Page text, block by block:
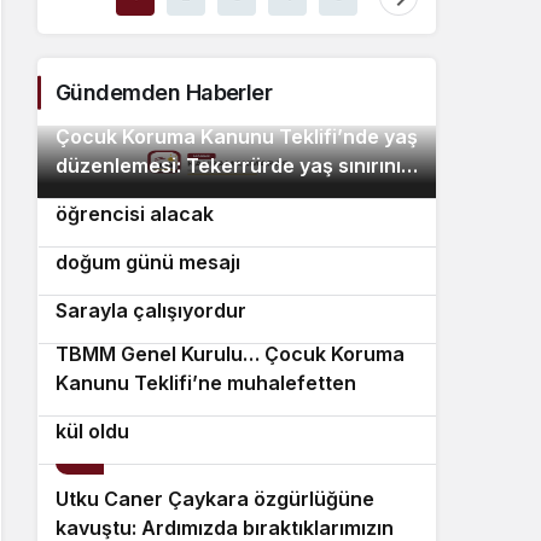
Gündemden Haberler
Çocuk Koruma Kanunu Teklifi’nde yaş
düzenlemesi: Tekerrürde yaş sınırını
18’den 15’e düşüren madde tekliften
çıkarıldı
2
Polis Akademisi 3 bin 250 PMYO
öğrencisi alacak
Tayfun Kahraman’dan kızı Vera’ya
doğum günü mesajı
4
Bülent Kuşoğlu: CHP’yi bölenler
Sarayla çalışıyordur
5
TBMM Genel Kurulu… Çocuk Koruma
Kanunu Teklifi’ne muhalefetten
“cezalandırma odaklı” eleştiri
6
kül oldu
Utku Caner Çaykara özgürlüğüne
kavuştu: Ardımızda bıraktıklarımızın
8